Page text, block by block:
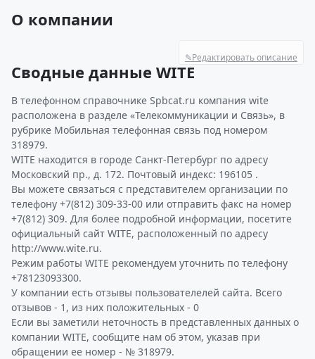
О компании
✎Редактировать описание
Сводные данные WITE
В телефонном справочнике Spbcat.ru компания wite
расположена в разделе «Телекоммуникации и Связь», в
рубрике Мобильная телефонная связь под номером
318979.
WITE находится в городе Санкт-Петербург по адресу
Московский пр., д. 172. Почтовый индекс: 196105 .
Вы можете связаться с представителем организации по
телефону +7(812) 309-33-00 или отправить факс на номер
+7(812) 309. Для более подробной информации, посетите
официальный сайт WITE, расположенный по адресу
http://www.wite.ru.
Режим работы WITE рекомендуем уточнить по телефону
+78123093300.
У компании есть отзывы пользователелей сайта. Всего
отзывов - 1, из них положительных - 0
Если вы заметили неточность в представленных данных о
компании WITE, сообщите нам об этом, указав при
обращении ее номер - № 318979.